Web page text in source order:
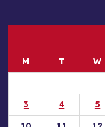
M T W
3
4 5